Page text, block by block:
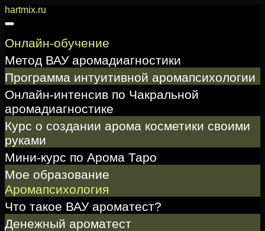
Перейти
к
hartmix.ru
Онлайн-обучение
Метод ВАУ аромадиагностики
Программа интуитивной аромапсихологии
Онлайн-интенсив по Чакральной
аромадиагностике
Курс о создании арома косметики своими
руками
Мини-курс по Арома Таро
Мое образование
Аромапсихология
Что такое ВАУ ароматест?
Денежный ароматест